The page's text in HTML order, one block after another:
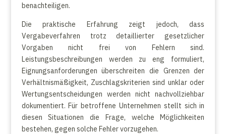
benachteiligen.
Die praktische Erfahrung zeigt jedoch, dass
Vergabeverfahren trotz detaillierter gesetzlicher
Vorgaben nicht frei von Fehlern sind.
Leistungsbeschreibungen werden zu eng formuliert,
Eignungsanforderungen überschreiten die Grenzen der
Verhältnismäßigkeit, Zuschlagskriterien sind unklar oder
Wertungsentscheidungen werden nicht nachvollziehbar
dokumentiert. Für betroffene Unternehmen stellt sich in
diesen Situationen die Frage, welche Möglichkeiten
bestehen, gegen solche Fehler vorzugehen.